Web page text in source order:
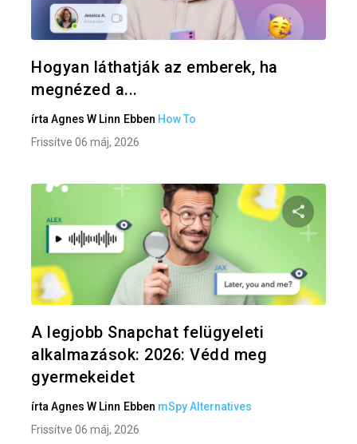
Hogyan láthatják az emberek, ha
megnézed a...
írta Agnes W Linn Ebben How To
Frissítve 06 máj, 2026
Oszd
A legjobb Snapchat felügyeleti
alkalmazások: 2026: Védd meg
gyermekeidet
írta Agnes W Linn Ebben mSpy Alternatives
Frissítve 06 máj, 2026